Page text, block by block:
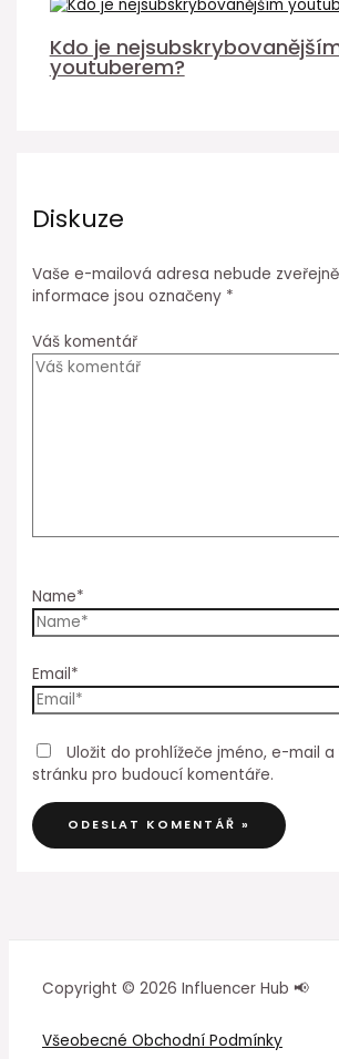
Kdo je
youtuberem?
Diskuze
Vaše e-mailová adresa nebude
informace jsou označeny *
Váš komentář
Name*
Email*
Uložit do prohlížeče jméno, e-mail
stránku pro budoucí komentáře.
Copyright © 2026 Influencer Hub 📢
Všeobecné Obchodní Podmínky